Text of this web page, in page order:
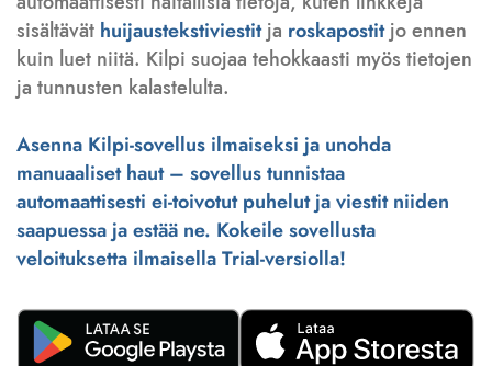
sisältävät huijaustekstiviestitja roskapostitjo ennen
kuin luet niitä. Kilpi suojaa tehokkaasti myös tietojen
ja tunnusten kalastelulta.
Asenna Kilpi-sovellus ilmaiseksi ja unohda
manuaaliset haut – sovellus tunnistaa
automaattisesti ei-toivotut puhelut ja viestit niiden
saapuessa ja estää ne. Kokeile sovellusta
veloituksetta ilmaisella Trial-versiolla!